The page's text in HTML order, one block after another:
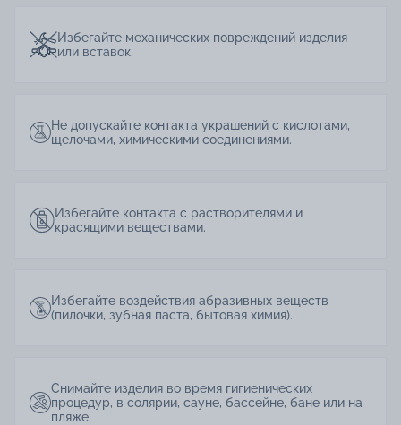
Избегайте механических повреждений изделия
или вставок.
Не допускайте контакта украшений с кислотами,
щелочами, химическими соединениями.
Избегайте контакта с растворителями и
красящими веществами.
Избегайте воздействия абразивных веществ
(пилочки, зубная паста, бытовая химия).
Снимайте изделия во время гигиенических
процедур, в солярии, сауне, бассейне, бане или на
пляже.